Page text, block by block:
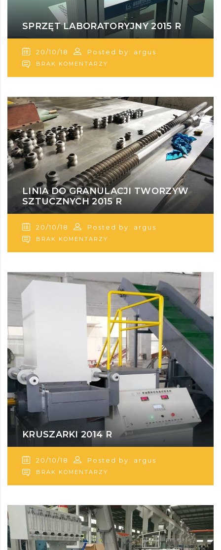
SPRZĘT LABORATORYJNY 2015 R
20/10/18 Posted by: argus
BRAK KOMENTARZY
LINIA DO GRANULACJI TWORZYW
SZTUCZNYCH 2015 R
20/10/18 Posted by: argus
BRAK KOMENTARZY
KRUSZARKI 2014 R
20/10/18 Posted by: argus
BRAK KOMENTARZY